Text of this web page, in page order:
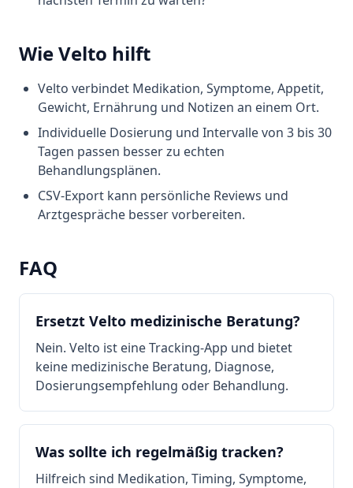
Wie Velto hilft
Velto verbindet Medikation, Symptome, Appetit,
Gewicht, Ernährung und Notizen an einem Ort.
Individuelle Dosierung und Intervalle von 3 bis 30
Tagen passen besser zu echten
Behandlungsplänen.
CSV-Export kann persönliche Reviews und
Arztgespräche besser vorbereiten.
FAQ
Ersetzt Velto medizinische Beratung?
Nein. Velto ist eine Tracking-App und bietet
keine medizinische Beratung, Diagnose,
Dosierungsempfehlung oder Behandlung.
Was sollte ich regelmäßig tracken?
Hilfreich sind Medikation, Timing, Symptome,